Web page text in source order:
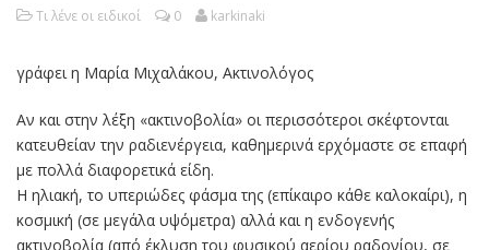
Τι λένε οι ειδικοί 0 karkinaki
γράφει η Μαρία Μιχαλάκου, Ακτινολόγος
Αν και στην λέξη «ακτινοβολία» οι περισσότεροι σκέφτονται
κατευθείαν την ραδιενέργεια, καθημερινά ερχόμαστε σε επαφή
με πολλά διαφορετικά είδη.
Η ηλιακή, το υπεριώδες φάσμα της (επίκαιρο κάθε καλοκαίρι), η
κοσμική (σε μεγάλα υψόμετρα) αλλά και η ενδογενής
ακτινοβολία (από έκλυση του φυσικού αερίου ραδονίου, σε